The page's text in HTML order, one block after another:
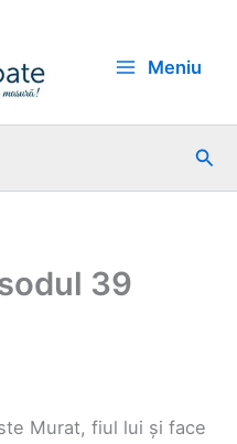
Meniu
39
Murat, fiul lui și face